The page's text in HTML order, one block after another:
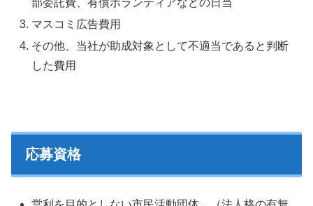
マスコミ広告費用
その他、当社が助成対象として不適当であると判断
した費用
応募資格